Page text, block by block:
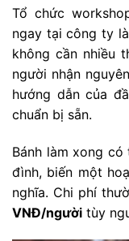
Tổ chức
ngay tại công ty
không cần nhiều
người nhận
hướng dẫn của
chuẩn bị sẵn.
Bánh làm xong
đình, biến một
nghĩa. Chi phí
VNĐ/người tùy